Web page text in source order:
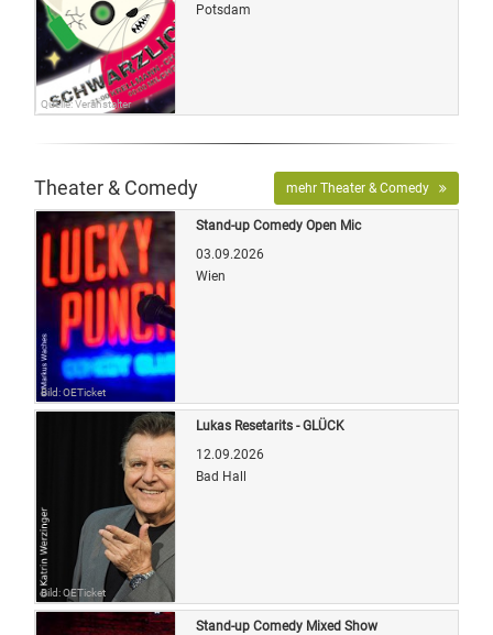
Quelle: Veranstalter
Potsdam
Theater & Comedy mehr Theater & Comedy
Bild: OETicket
Stand-up Comedy Open Mic
03.09.2026
Wien
Bild: OETicket
Lukas Resetarits - GLÜCK
12.09.2026
Bad Hall
Stand-up Comedy Mixed Show